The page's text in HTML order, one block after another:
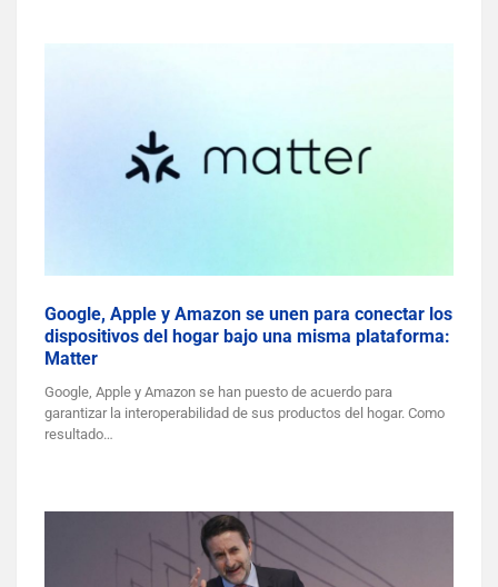
Google, Apple y Amazon se unen para conectar los
dispositivos del hogar bajo una misma plataforma:
Matter
Google, Apple y Amazon se han puesto de acuerdo para
garantizar la interoperabilidad de sus productos del hogar. Como
resultado…